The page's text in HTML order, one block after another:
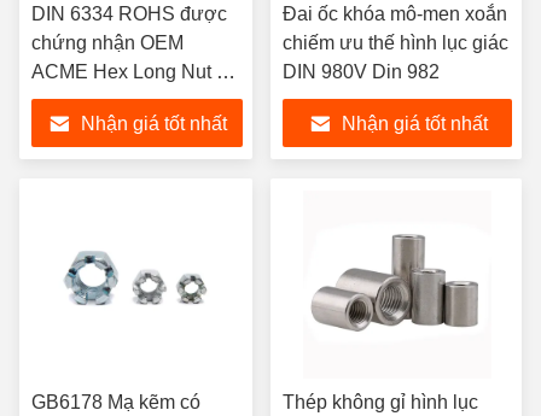
DIN 6334 ROHS được
chứng nhận OEM
ACME Hex Long Nut mạ
kẽm
Nhận giá tốt nhất
Đai ốc khóa mô-men xoắn
chiếm ưu thế hình lục giác
DIN 980V Din 982
Nhận giá tốt nhất
GB6178 Mạ kẽm có
Thép không gỉ hình lục